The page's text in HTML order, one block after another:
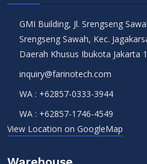
GMI Building, Jl. Srengseng
Srengseng Sawah, Kec.
Daerah Khusus Ibukota Jakarta
inquiry@farinotech.com
WA : +62857-0333-3944
WA : +62857-1746-4549
View Location on GoogleMap